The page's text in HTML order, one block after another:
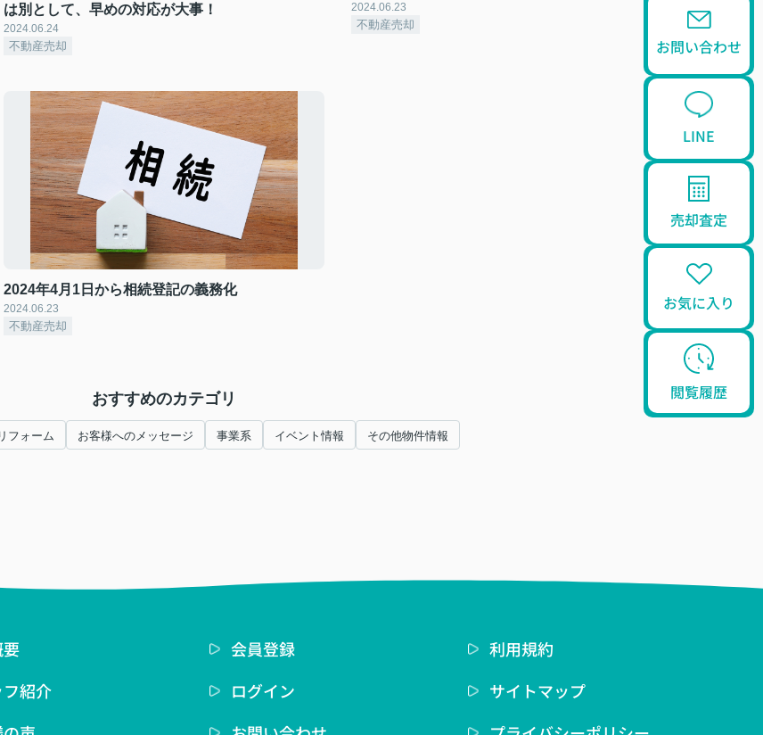
お問い合わせ
LINE
売却査定
お気に入り
閲覧履歴
は別として、早めの対応が大事！
2024.06.24
不動産売却
2024.06.23
不動産売却
2024年4月1日から相続登記の義務化
2024.06.23
不動産売却
おすすめのカテゴリ
フォーム お客様へのメッセージ 事業系 イベント情報 その他物件情報
紹介
会員登録
ログイン
利用規約
サイトマップ